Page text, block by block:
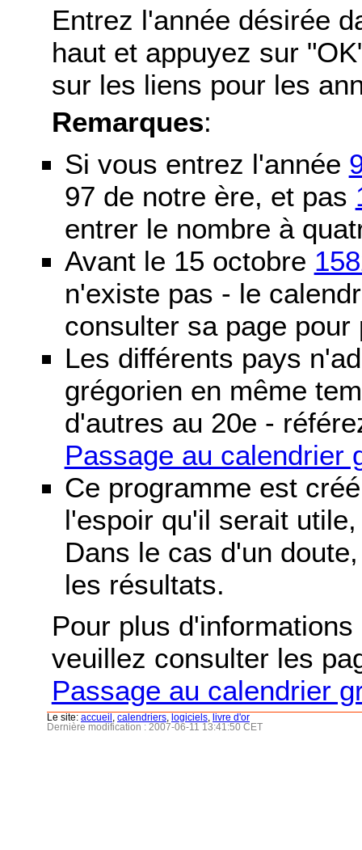
Entrez l'année désirée
haut et appuyez sur
sur les liens pour les
Remarques:
Si vous entrez l'année
97 de notre ère, et pas
entrer le nombre à
Avant le 15 octobre
n'existe pas - le
consulter sa page pour
Les différents pays
grégorien en même
d'autres au 20e -
Passage au calendrier
Ce programme est
l'espoir qu'il serait
Dans le cas d'un
les résultats.
Pour plus
veuillez consulter les
Passage au calendrier
Le site: accueil calendriers logiciels
livre d'or
Dernière modification : 2007-06-11 13:41:50 CET